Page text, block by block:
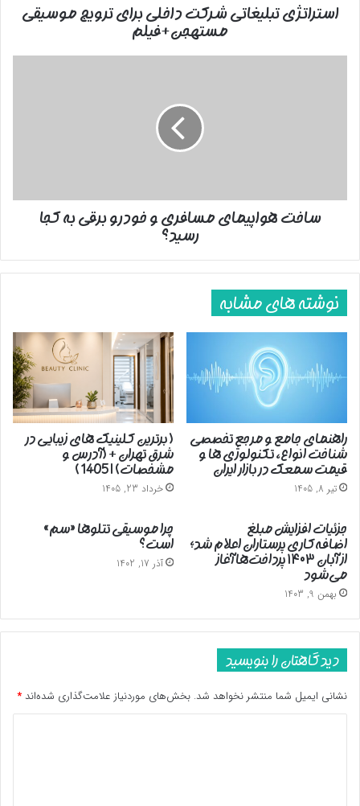
استراتژی تبلیغاتی شرکت داخلی برای ترویج موسیقی
مستهجن+فیلم
رسید؟
ساخت هواپیمای مسافری و خودرو برقی به کجا
رسید؟
نوشته های مشابه
راهنمای جامع و مرجع تخصصی
شناخت انواع، تکنولوژی ها و
قیمت سمعک در بازار ایران
تیر 8, 1405
( برترین کلینیک های زیبایی در
شرق تهران + (آدرس و
مشخصات) | 1405 )
خرداد 23, 1405
جزئیات افزایش مبلغ
اضافه‌کاری پرستاران اعلام شد؛
از آبان ۱۴۰۳ پرداخت‌ها آغاز
می‌شود
بهمن 9, 1403
چرا موسیقی تتلوها «سم»
است؟
آذر 17, 1402
دیدگاهتان را بنویسید
نشانی ایمیل شما منتشر نخواهد شد. بخش‌های موردنیاز علامت‌گذاری شده‌اند *